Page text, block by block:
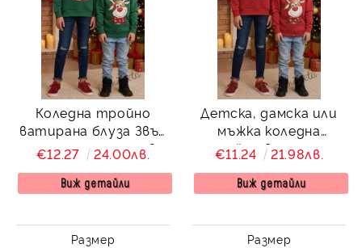
Коледна тройно
ватирана блуза Звън
с еленче с шалче в
зелено
€12.27 24.00лв.
Виж детайли
Размер
Детска, дамска или
мъжка коледна
тройно ватирана
блуза Звън с еленче с
шалче в червено
€11.24 21.98лв.
Виж детайли
Размер